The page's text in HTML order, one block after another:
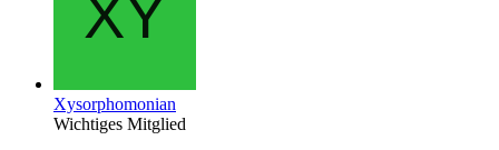
Xysorphomonian
Wichtiges Mitglied